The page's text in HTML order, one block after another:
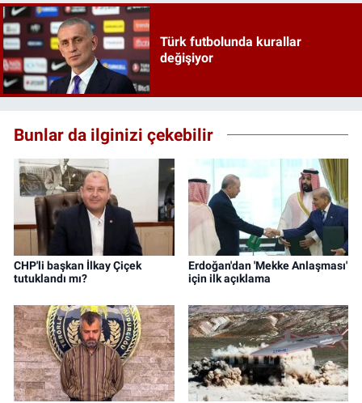
Türk futbolunda kurallar
değişiyor
Bunlar da ilginizi çekebilir
CHP'li başkan İlkay Çiçek
tutuklandı mı?
Erdoğan'dan 'Mekke Anlaşması'
için ilk açıklama